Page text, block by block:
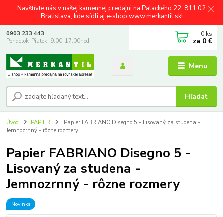
Navštívte nás v našej kamennej predajni na Palackého 22, 811 02
Bratislava, kde sídli aj e-shop www.merkantil.sk!
Menu
Hľadať
0903 233 443
Pondelok-Piatok: 9.00-17.00hod.
0 ks
za 0 €
Úvod PAPIER
Papier FABRIANO Disegno 5 - Lisovaný za studena -
Jemnozrnný - rôzne rozmery
Papier FABRIANO Disegno 5 -
Lisovaný za studena -
Jemnozrnný - rôzne rozmery
Novinka